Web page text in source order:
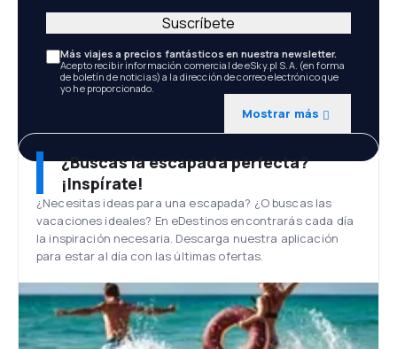
Más viajes a precios fantásticos en nuestra newsletter.
Acepto recibir información comercial de eSky.pl S.A. (en forma
de boletín de noticias) a la dirección de correo electrónico que
yo he proporcionado.
Mostrar más
Suscríbete
¿Buscas la escapada perfecta?
¡Inspírate!
¿Necesitas ideas para una escapada? ¿O buscas las
vacaciones ideales? En eDestinos encontrarás cada día
la inspiración necesaria. Descarga nuestra aplicación
para estar al día con las últimas ofertas.